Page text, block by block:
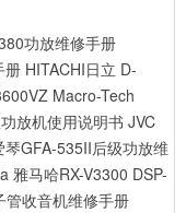
功放维修手册
册 HITACHI日立 D-
Macro-Tech
放机使用说明书 JVC
琴GFA-535II后级功放维
雅马哈RX-V3300 DSP-
收音机维修手册